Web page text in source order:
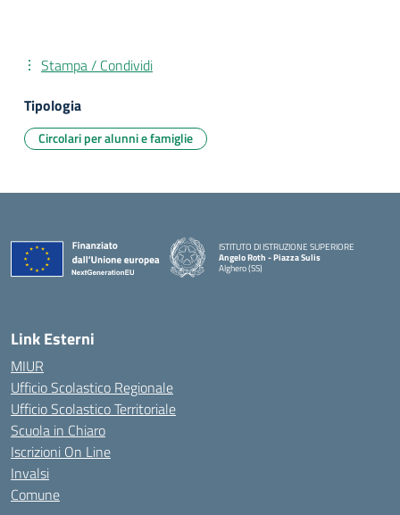
Stampa / Condividi
Tipologia
Circolari per alunni e famiglie
ISTITUTO DI ISTRUZIONE SUPERIORE
Angelo Roth - Piazza Sulis
Alghero (SS)
— Visita la pagina iniziale della scuola
Link Esterni
MIUR
Ufficio Scolastico Regionale
Ufficio Scolastico Territoriale
Scuola in Chiaro
Iscrizioni On Line
Invalsi
Comune